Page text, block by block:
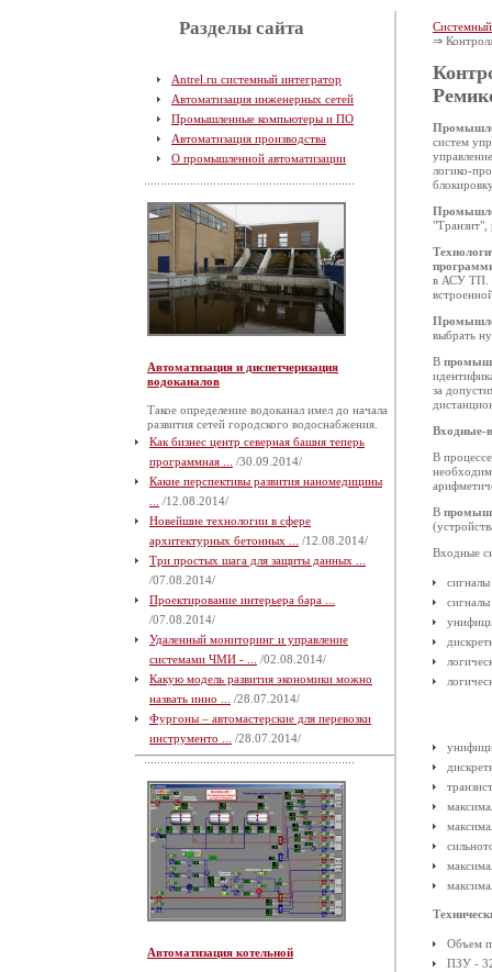
Разделы сайта
Antrel.ru системный интегратор
Автоматизация инженерных сетей
Промышленные компьютеры и ПО
Автоматизация производства
О промышленной автоматизации
Автоматизация и диспетчеризация
водоканалов
Такое определение водоканал имел до начала
развития сетей городского водоснабжения.
Как бизнес центр северная башня теперь
программная ...
/30.09.2014/
Какие перспективы развития наномедицины
/12.08.2014/
Новейшие технологии в сфере
архитектурных бетонных ...
/12.08.2014/
Три простых шага для защиты данных ...
/07.08.2014/
Проектирование интерьера бара ...
/07.08.2014/
Удаленный мониторинг и управление
системами ЧМИ - ...
/02.08.2014/
Какую модель развития экономики можно
назвать инно ...
/28.07.2014/
Фургоны – автомастерские для перевозки
инструменто ...
/28.07.2014/
Автоматизация котельной
⇒
систем
логико-
"Транзит",
в АСУ ТП.
выбрать
В
за
Входные-
В
В
Входные
Объем
ПЗУ -